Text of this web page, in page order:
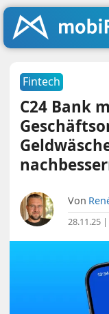
Fintech
C24 Bank
Von
28.11.25